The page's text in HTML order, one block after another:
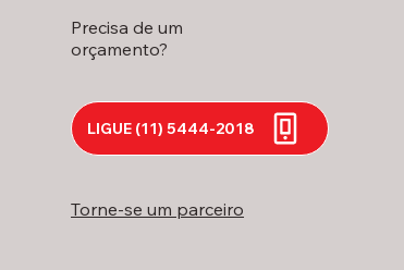
Precisa de um
orçamento?
LIGUE (11) 5444-2018
Torne-se um parceiro